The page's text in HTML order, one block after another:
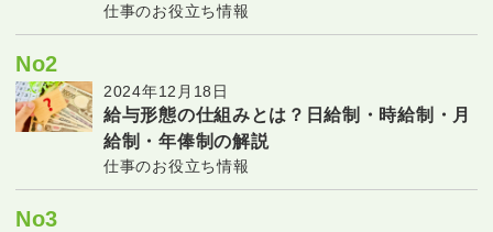
仕事のお役立ち情報
No2
2024年12月18日
給与形態の仕組みとは？日給制・時給制・月
給制・年俸制の解説
仕事のお役立ち情報
No3